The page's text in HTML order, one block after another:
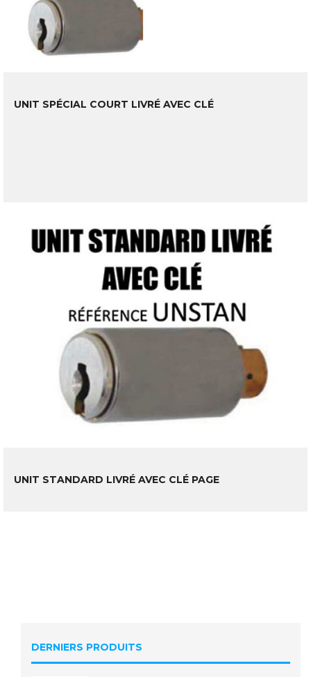
UNIT SPÉCIAL COURT LIVRÉ AVEC CLÉ
UNIT STANDARD LIVRÉ AVEC CLÉ PAGE
LIRE LA SUITE
DERNIERS PRODUITS